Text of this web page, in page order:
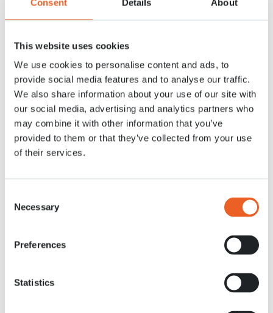
Consent Details About
This website uses cookies
We use cookies to personalise content and ads, to
provide social media features and to analyse our traffic.
We also share information about your use of our site with
our social media, advertising and analytics partners who
may combine it with other information that you’ve
provided to them or that they’ve collected from your use
of their services.
Selection
Necessary
Preferences
Statistics
Naam kunstenaar *
E-mailadres *
Website (optioneel)
Naam kunstwerk